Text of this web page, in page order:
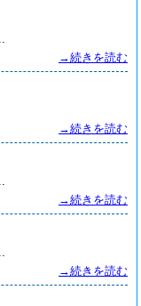
→続きを読む
→続きを読む
→続きを読む
→続きを読む